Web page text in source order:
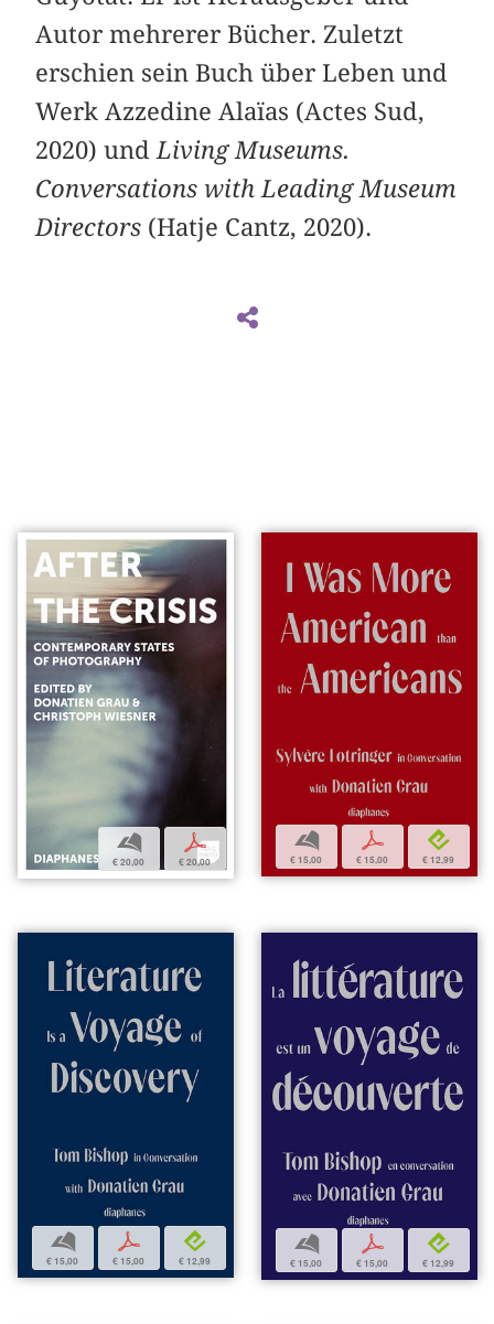
Autor mehrerer Bücher. Zuletzt
erschien sein Buch über Leben und
Werk Azzedine Alaïas (Actes Sud,
2020) undLiving Museums.
Conversations with Leading Museum
Directors (Hatje Cantz, 2020).
b
€ 20,00
p
€ 20,00
b
€ 15,00
p
€ 15,00
e
€ 12,99
b
€ 15,00
p
€ 15,00
e
€ 12,99
b
€ 15,00
p
€ 15,00
e
€ 12,99